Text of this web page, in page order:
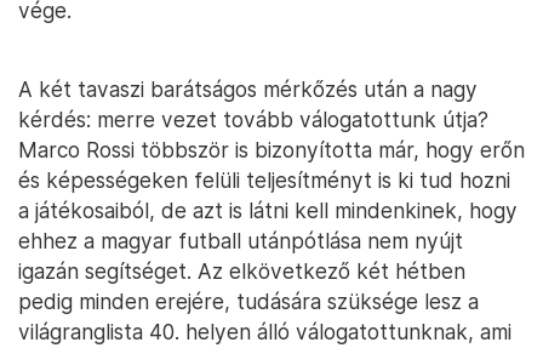
vége.
A két tavaszi barátságos mérkőzés után a nagy
kérdés: merre vezet tovább válogatottunk útja?
Marco Rossi többször is bizonyította már, hogy erőn
és képességeken felüli teljesítményt is ki tud hozni
a játékosaiból, de azt is látni kell mindenkinek, hogy
ehhez a magyar futball utánpótlása nem nyújt
igazán segítséget. Az elkövetkező két hétben
pedig minden erejére, tudására szüksége lesz a
világranglista 40. helyen álló válogatottunknak, ami